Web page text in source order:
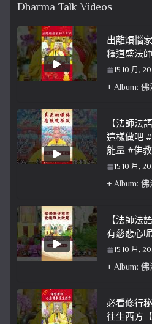
Dharma Talk Videos
出離煩惱
釋道盛法
15 10 月,
+ Album:
【法師法
這樣做吧
能量 #佛
15 10 月,
+ Album:
【法師法
有慈悲心
15 10 月,
+ Album:
必看修行
往生西方